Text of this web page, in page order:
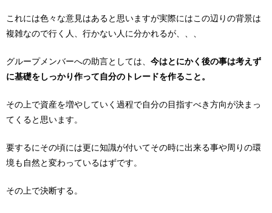
これには色々な意見はあると思いますが実際にはこの辺りの背景は
複雑なので行く人、行かない人に分かれるが、、、
グループメンバーへの助言としては、 今はとにかく後の事は考えず
に基礎をしっかり作って自分のトレードを作ること。
その上で資産を増やしていく過程で自分の目指すべき方向が決まっ
てくると思います。
要するにその頃には更に知識が付いてその時に出来る事や周りの環
境も自然と変わっているはずです。
その上で決断する。